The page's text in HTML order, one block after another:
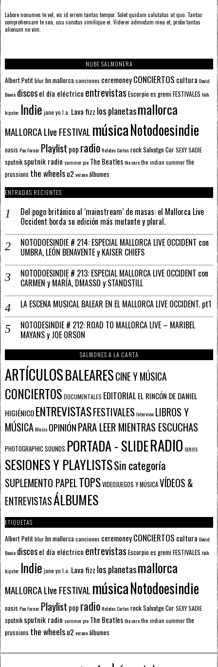
Labore nonumes te vel, vis id errem tantas tempor. Solet quidam salutatus at quo. Tantas
comprehensam te sea, usu sanctus similique ei. Viderer admodum mea et, probo tantas
alienum ne vim.
NUBE SALMONERA
Albert Petitblurbn mallorcacanciones ceremoneyCONCIERTOS cultura David
Bowie discosel día eléctrico entrevistas Escorpioes gremiFESTIVALES folk
hipster Indie jane yo l.a. Lava fizz los planetasmallorca
MALLORCA LIve FESTIVAL músicaNotodoesindie
oasis Pau Forner Playlist pop radioRelatos CortosrockSalvatge CorSEXY SADIE
sputnik sputnik radio summer pie The Beatlesthe curethe indian summerthe
prussians the wheelsu2 veranoálbumes
ENTRADAS RECIENTES
Del pogo británico al ‘mainstream’ de masas: el Mallorca Live
Occident borda su edición más mutante y plural.
NOTODOESINDIE # 214: ESPECIAL MALLORCA LIVE OCCIDENT con
UMBRA, LEÓN BENAVENTE y KAISER CHIEFS
NOTODOESINDIE # 213: ESPECIAL MALLORCA LIVE OCCIDENT con
CARMEN y MARÍA, DMASSO y STANDSTILL
LA ESCENA MUSICAL BALEAR EN EL MALLORCA LIVE OCCIDENT. pt1
NOTODESINDIE # 212: ROAD TO MALLORCA LIVE – MARIBEL
MAYANS y JOE ORSON
SALMONES A LA CARTA
ARTÍCULOSBALEARESCINE Y MÚSICA
CONCIERTOS DOCUMENTALES EDITORIALEL RINCÓN DE DANIEL
HIGIÉNICOENTREVISTASFESTIVALESInterview LIBROS Y
MÚSICAMusic OPINIÓNPARA LEER MIENTRAS ESCUCHAS
PHOTOGRAPHIC SOUNDS PORTADA - SLIDERADIO SERIES
SESIONES Y PLAYLISTSSin categoría
SUPLEMENTO PAPELTOPSVIDEOJUEGOS Y MÚSICAVÍDEOS &
ENTREVISTASÁLBUMES
ETIQUETAS
Albert Petitblurbn mallorcacanciones ceremoneyCONCIERTOS cultura David
Bowie discosel día eléctrico entrevistas Escorpioes gremiFESTIVALES folk
hipster Indie jane yo l.a. Lava fizz los planetasmallorca
MALLORCA LIve FESTIVAL músicaNotodoesindie
oasis Pau Forner Playlist pop radioRelatos CortosrockSalvatge CorSEXY SADIE
sputnik sputnik radio summer pie The Beatlesthe curethe indian summerthe
prussians the wheelsu2 veranoálbumes